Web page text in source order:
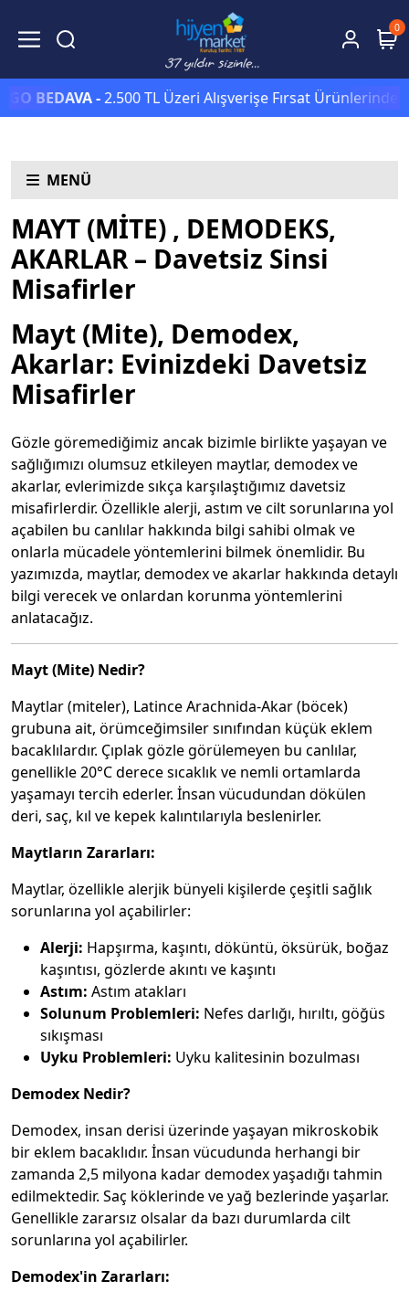
0
BEDAVA -2.500 TL Üzeri Alışverişe Fırsat Ürünlerinde
MENÜ
MAYT (MİTE) , DEMODEKS,
AKARLAR – Davetsiz Sinsi
Misafirler
Mayt (Mite), Demodex,
Akarlar: Evinizdeki Davetsiz
Misafirler
Gözle göremediğimiz ancak bizimle birlikte yaşayan ve
sağlığımızı olumsuz etkileyen maytlar, demodex ve
akarlar, evlerimizde sıkça karşılaştığımız davetsiz
misafirlerdir. Özellikle alerji, astım ve cilt sorunlarına yol
açabilen bu canlılar hakkında bilgi sahibi olmak ve
onlarla mücadele yöntemlerini bilmek önemlidir. Bu
yazımızda, maytlar, demodex ve akarlar hakkında detaylı
bilgi verecek ve onlardan korunma yöntemlerini
anlatacağız.
Mayt (Mite) Nedir?
Maytlar (miteler), Latince Arachnida-Akar (böcek)
grubuna ait, örümceğimsiler sınıfından küçük eklem
bacaklılardır. Çıplak gözle görülemeyen bu canlılar,
genellikle 20°C derece sıcaklık ve nemli ortamlarda
yaşamayı tercih ederler. İnsan vücudundan dökülen
deri, saç, kıl ve kepek kalıntılarıyla beslenirler.
Maytların Zararları:
Maytlar, özellikle alerjik bünyeli kişilerde çeşitli sağlık
sorunlarına yol açabilirler:
Alerji: Hapşırma, kaşıntı, döküntü, öksürük, boğaz
kaşıntısı, gözlerde akıntı ve kaşıntı
Astım: Astım atakları
Solunum Problemleri: Nefes darlığı, hırıltı, göğüs
sıkışması
Uyku Problemleri: Uyku kalitesinin bozulması
Demodex Nedir?
Demodex, insan derisi üzerinde yaşayan mikroskobik
bir eklem bacaklıdır. İnsan vücudunda herhangi bir
zamanda 2,5 milyona kadar demodex yaşadığı tahmin
edilmektedir. Saç köklerinde ve yağ bezlerinde yaşarlar.
Genellikle zararsız olsalar da bazı durumlarda cilt
sorunlarına yol açabilirler.
Demodex'in Zararları: